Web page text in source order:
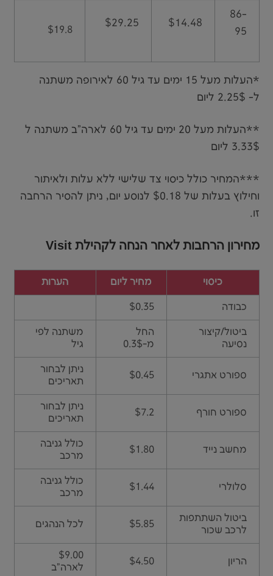
86-
95
$14.48
$29.25
$19.8
*העלות מעל 15 ימים עד גיל 60 לאירופה משתנה
ל- 2.25$ ליום
**העלות מעל 20 ימים עד גיל 60 לארה"ב משתנה ל
3.33$ ליום
***המחיר כולל כיסוי צד שלישי ללא עלות ולאיתור
וחילוץ בעלות של $0.18 לנוסע יום, ניתן להסיר הרחבה
זו.
מחירון הרחבות לאחר הנחה לקהילת Visit
כיסוי מחיר ליום הערות
כבודה $0.35
ביטול/קיצור
נסיעה
החל
מ-0.3$
משתנה לפי
גיל
ספורט אתגרי $0.45
ניתן לבחור
תאריכים
ספורט חורף $7.2
ניתן לבחור
תאריכים
מחשב נייד $1.80
כולל גניבה
מרכב
סלולרי $1.44
כולל גניבה
מרכב
ביטול השתתפות
לרכב שכור
$5.85 לכל הנהגים
הריון $4.50
$9.00
לארה"ב